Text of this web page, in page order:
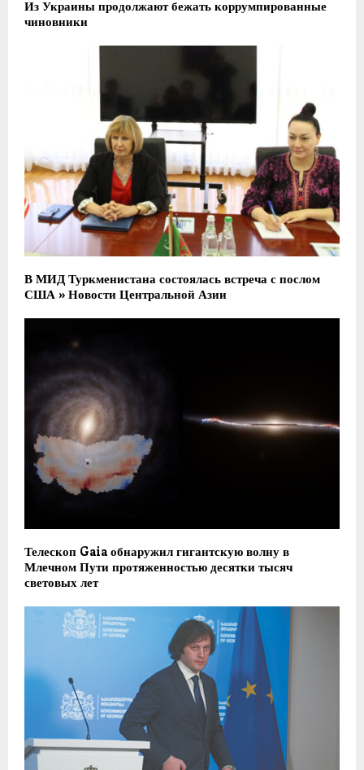
Из Украины продолжают бежать коррумпированные
чиновники
В МИД Туркменистана состоялась встреча с послом
США » Новости Центральной Азии
Телескоп Gaia обнаружил гигантскую волну в
Млечном Пути протяженностью десятки тысяч
световых лет